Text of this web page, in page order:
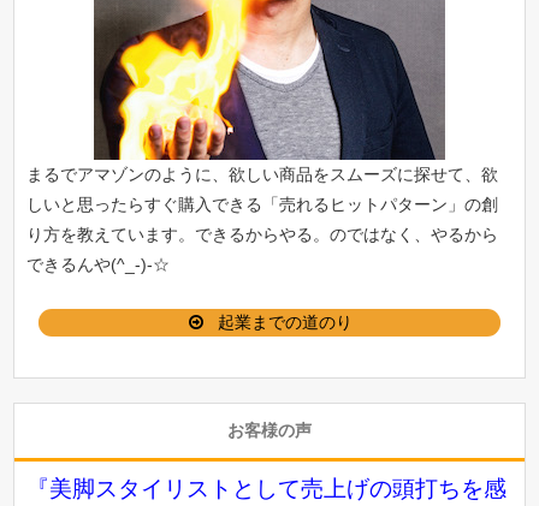
まるでアマゾンのように、欲しい商品をスムーズに探せて、欲
しいと思ったらすぐ購入できる「売れるヒットパターン 」の創
り方を教えています。できるからやる。のではなく、やるから
できるんや(^_-)-☆
起業までの道のり
お客様の声
『美脚スタイリストとして売上げの頭打ちを感